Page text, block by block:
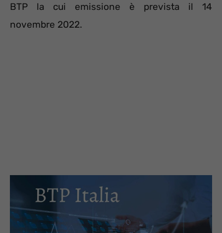
BTP la cui emissione è prevista il 14
novembre 2022.